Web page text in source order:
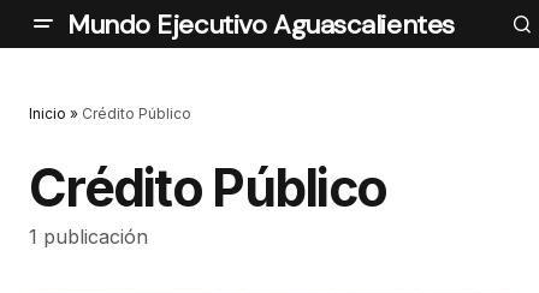
Mundo Ejecutivo Aguascalientes
Inicio » Crédito Público
Crédito Público
1 publicación